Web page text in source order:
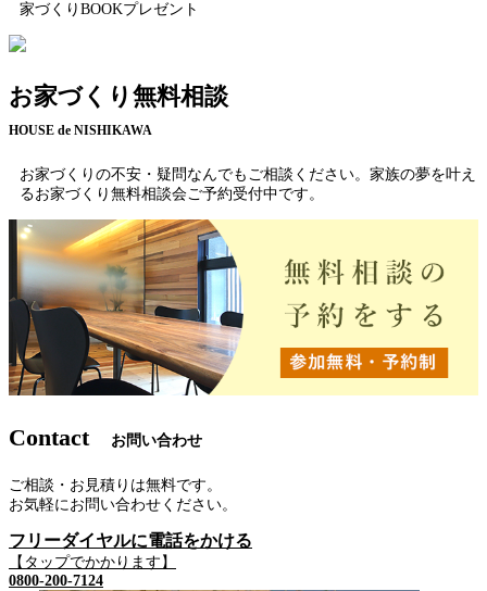
家づくりBOOKプレゼント
お家づくり無料相談
HOUSE de NISHIKAWA
お家づくりの不安・疑問なんでもご相談ください。家族の夢を叶え
るお家づくり無料相談会ご予約受付中です。
Contact お問い合わせ
ご相談・お見積りは無料です。
お気軽にお問い合わせください。
フリーダイヤルに電話をかける
【タップでかかります】
0800-200-7124